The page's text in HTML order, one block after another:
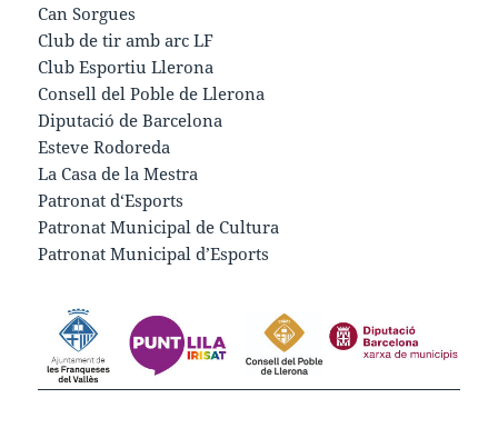
Can Sorgues
Club de tir amb arc LF
Club Esportiu Llerona
Consell del Poble de Llerona
Diputació de Barcelona
Esteve Rodoreda
La Casa de la Mestra
Patronat d‘Esports
Patronat Municipal de Cultura
Patronat Municipal d’Esports